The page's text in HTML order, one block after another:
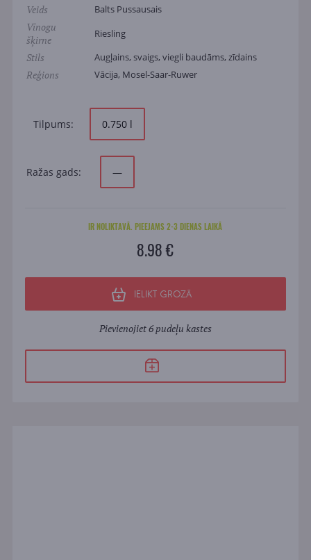
Veids Balts Pussausais
Vīnogu
šķirne
Riesling
Stils Augļains, svaigs, viegli baudāms, zīdains
Reģions Vācija, Mosel-Saar-Ruwer
Tilpums: 0.750 l
Ražas gads: —
IR NOLIKTAVĀ. PIEEJAMS 2-3 DIENAS LAIKĀ
8.98 €
IELIKT GROZĀ
Pievienojiet 6 pudeļu kastes